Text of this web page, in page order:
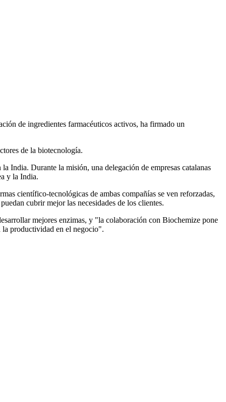
de ingredientes farmacéuticos activos, ha firmado un
de la biotecnología.
India. Durante la misión, una delegación de empresas catalanas
y la India.
científico-tecnológicas de ambas compañías se ven reforzadas,
cubrir mejor las necesidades de los clientes.
mejores enzimas, y "la colaboración con Biochemize pone
la productividad en el negocio".